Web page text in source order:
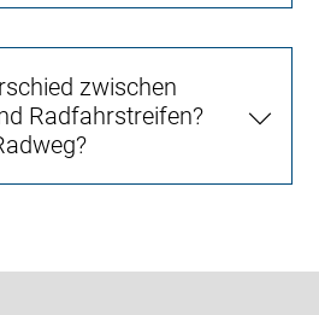
zwischen
Radfahrstreifen?